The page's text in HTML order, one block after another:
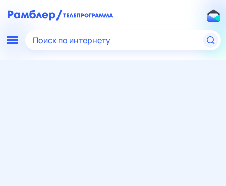
Поиск по интернету